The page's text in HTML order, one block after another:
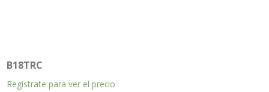
B18TRC
Registrate para ver el precio